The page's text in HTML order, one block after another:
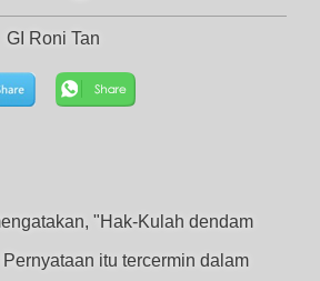
GI Roni Tan
"Hak-Kulah dendam
itu tercermin dalam